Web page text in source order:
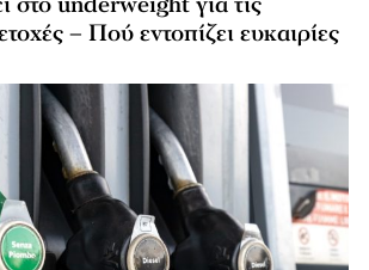
– Πού εντοπίζει ευκαιρίες